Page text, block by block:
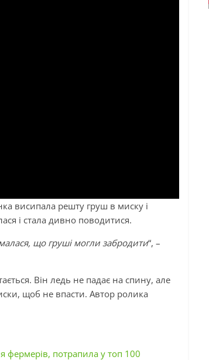
висипала решту груш в миску і
і стала дивно поводитися.
що груші могли забродити“, –
Він ледь не падає на спину, але
щоб не впасти. Автор ролика
фермерів, потрапила у топ 100